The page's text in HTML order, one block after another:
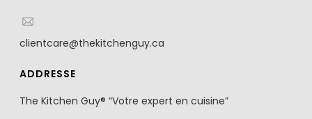
clientcare@thekitchenguy.ca
ADDRESSE
The Kitchen Guy® “Votre expert en cuisine”